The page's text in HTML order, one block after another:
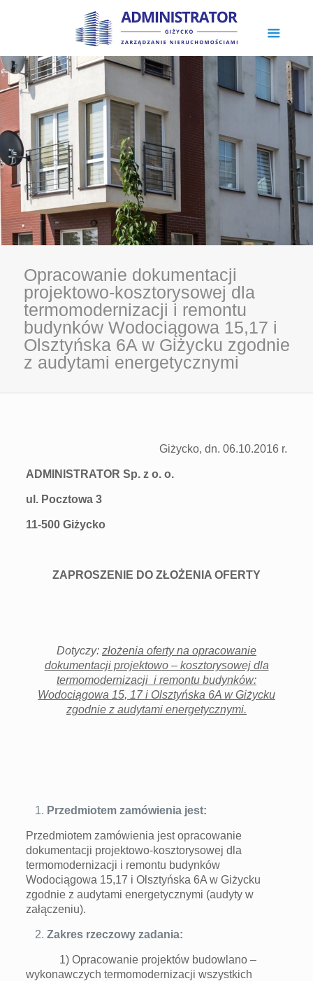
Opracowanie dokumentacji
projektowo-kosztorysowej dla
termomodernizacji i remontu
budynków Wodociągowa 15,17 i
Olsztyńska 6A w Giżycku zgodnie
z audytami energetycznymi
Giżycko, dn. 06.10.2016 r.
ADMINISTRATOR Sp. z o. o.
ul. Pocztowa 3
11-500 Giżycko
ZAPROSZENIE DO ZŁOŻENIA OFERTY
Dotyczy: złożenia oferty na opracowanie
dokumentacji projektowo – kosztorysowej dla
termomodernizacji i remontu budynków:
Wodociągowa 15, 17 i Olsztyńska 6A w Giżycku
zgodnie z audytami energetycznymi.
Przedmiotem zamówienia jest:
Przedmiotem zamówienia jest opracowanie
dokumentacji projektowo-kosztorysowej dla
termomodernizacji i remontu budynków
Wodociągowa 15,17 i Olsztyńska 6A w Giżycku
zgodnie z audytami energetycznymi (audyty w
załączeniu).
Zakres rzeczowy zadania:
1) Opracowanie projektów budowlano –
wykonawczych termomodernizacji wszystkich